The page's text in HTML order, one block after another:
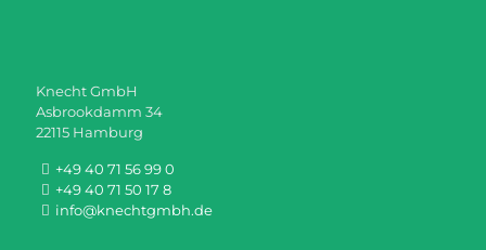
Knecht GmbH
Asbrookdamm 34
22115 Hamburg
+49 40 71 56 99 0
+49 40 71 50 17 8
info@knechtgmbh.de